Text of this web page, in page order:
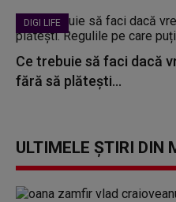
DIGI LIFE
Ce trebuie să faci dacă
fără să plătești...
ULTIMELE ȘTIRI DIN